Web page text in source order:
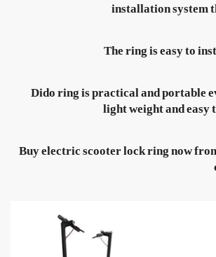
installation system
The ring is easy to
Dido ring is practical and portable
light weight and easy
Buy electric scooter lock ring now